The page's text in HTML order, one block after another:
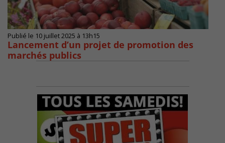
Publié le 10 juillet 2025 à 13h15
Lancement d’un projet de promotion des
marchés publics